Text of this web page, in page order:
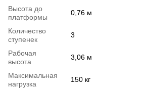
Высота до
платформы
0,76 м
Количество
ступенек
3
Рабочая
высота
3,06 м
Максимальная
нагрузка
150 кг